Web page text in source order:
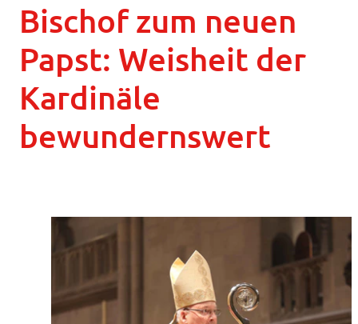
Bischof zum neuen
Papst: Weisheit der
Kardinäle
bewundernswert